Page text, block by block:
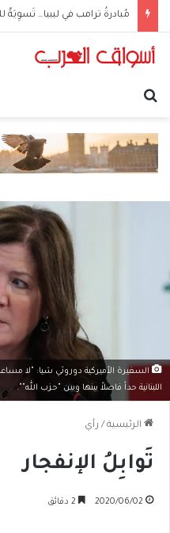
مُبادرةُ ترامب في ليبيا…
السفيرة الأميركية دوروثي شيا: "لا
اللبنانية حداً فاصلاً بينها وبين "حزب الله"".
الرئيسية / رأي
تَوابِلُ الإنفجار
2020/06/02